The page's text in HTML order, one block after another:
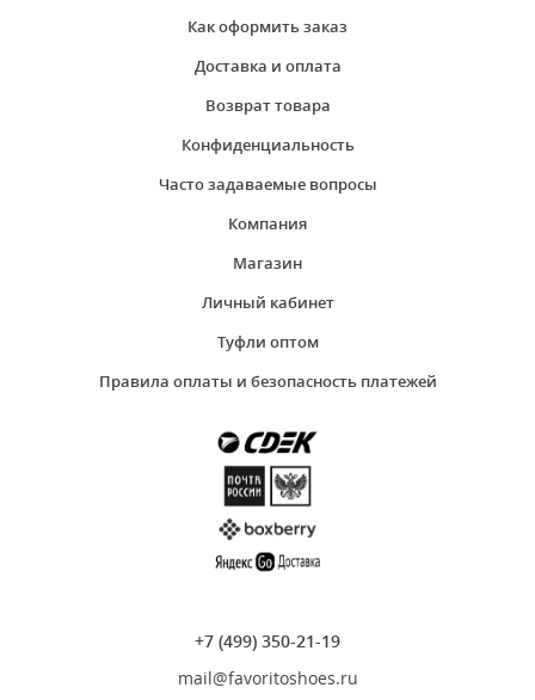
Как оформить заказ
Доставка и оплата
Возврат товара
Конфиденциальность
Часто задаваемые вопросы
Компания
Магазин
Личный кабинет
Туфли оптом
Правила оплаты и безопасность платежей
+7 (499) 350-21-19
mail@favoritoshoes.ru